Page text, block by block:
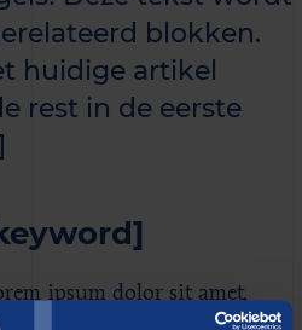
blokken.
huidige artikel
rest in de eerste
ipsum dolor sit amet,